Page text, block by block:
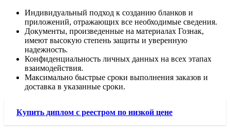
Индивидуальный подход к созданию бланков и
приложений, отражающих все необходимые сведения.
Документы, произведенные на материалах Гознак,
имеют высокую степень защиты и уверенную
надежность.
Конфиденциальность личных данных на всех этапах
взаимодействия.
Максимально быстрые сроки выполнения заказов и
доставка в указанные сроки.
Купить диплом с реестром по низкой цене